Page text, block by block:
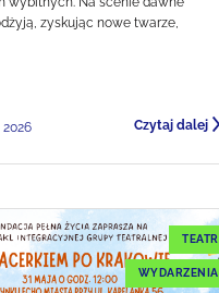
zyskując nowe twarze,
Czytaj dalej
TEATR
WYDARZENIA